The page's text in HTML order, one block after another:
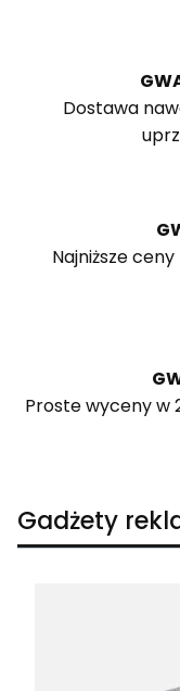
Dostawa
Najniższe
Proste wyceny w
Gadżety